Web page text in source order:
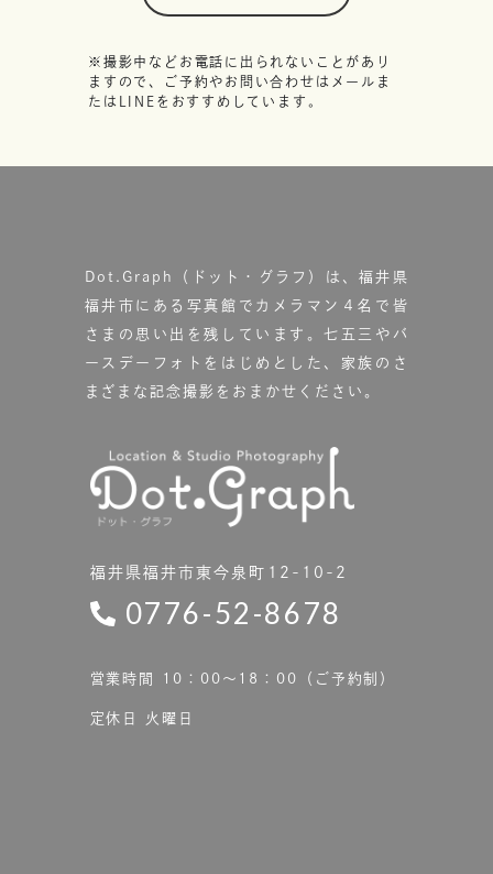
※撮影中などお電話に出られないことがあり
ますので、ご予約やお問い合わせはメールま
たはLINEをおすすめしています。
Dot.Graph（ドット・グラフ）は、福井県
福井市にある写真館で カメラマン４名で皆
さまの思い出を残しています。七五三やバ
ースデーフォトをはじめとした、家族のさ
まざまな記念撮影をおまかせください。
福井県福井市東今泉町12-10-2
0776-52-8678
営業時間 10：00〜18：00（ご予約制）
定休日 火曜日